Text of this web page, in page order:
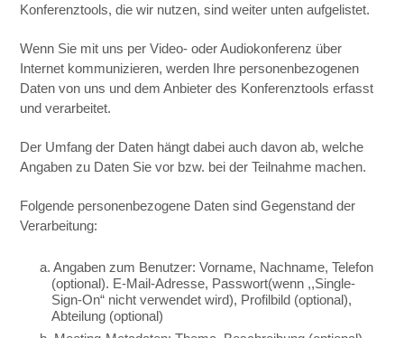
Konferenztools, die wir nutzen, sind weiter unten aufgelistet.
Wenn Sie mit uns per Video- oder Audiokonferenz über
Internet kommunizieren, werden Ihre personenbezogenen
Daten von uns und dem Anbieter des Konferenztools erfasst
und verarbeitet.
Der Umfang der Daten hängt dabei auch davon ab, welche
Angaben zu Daten Sie vor bzw. bei der Teilnahme machen.
Folgende personenbezogene Daten sind Gegenstand der
Verarbeitung:
a. Angaben zum Benutzer: Vorname, Nachname, Telefon
(optional). E-Mail-Adresse, Passwort(wenn ,,Single-
Sign-On“ nicht verwendet wird), Profilbild (optional),
Abteilung (optional)